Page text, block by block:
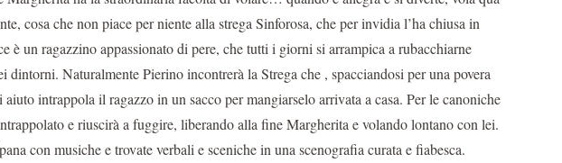
cosa che non piace per niente alla strega Sinforosa, che per invidia l’ha chiusa in
è un ragazzino appassionato di pere, che tutti i giorni si arrampica a rubacchiarne
dintorni. Naturalmente Pierino incontrerà la Strega che , spacciandosi per una povera
aiuto intrappola il ragazzo in un sacco per mangiarselo arrivata a casa. Per le canoniche
e riuscirà a fuggire, liberando alla fine Margherita e volando lontano con lei.
con musiche e trovate verbali e sceniche in una scenografia curata e fiabesca.